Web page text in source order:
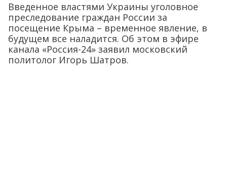
Введенное властями Украины уголовное
преследование граждан России за
посещение Крыма – временное явление, в
будущем все наладится. Об этом в эфире
канала «Россия-24» заявил московский
политолог Игорь Шатров.